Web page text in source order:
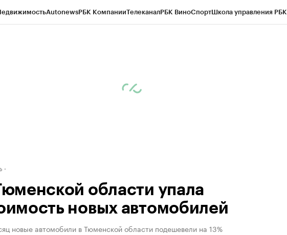
AutonewsРБК КомпанииТелеканалРБК ВиноСпортШкола управления РБК
области упала
новых автомобилей
новые автомобили в Тюменской области подешевели на 13%